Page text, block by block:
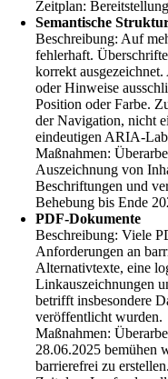
Zeitplan:
Semantische
Beschreibung: Auf
fehlerhaft.
korrekt
oder Hinweise
Position oder Farbe.
der Navigation, nicht
eindeutigen ARIA-
Maßnahmen:
Auszeichnung von
Beschriftungen und
Behebung bis Ende
PDF-Dokumente
Beschreibung: Viele
Anforderungen an
Alternativtexte, eine
Linkauszeichnungen
betrifft insbesondere
veröffentlicht wurden.
Maßnahmen:
28.06.2025 bemühen
barrierefrei zu erstellen.